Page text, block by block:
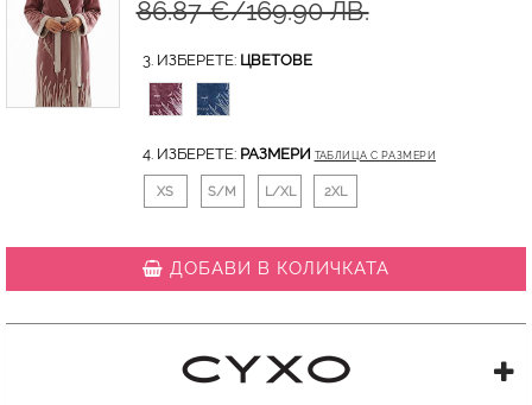
86.87 €/169.90 ЛВ.
3. ИЗБЕРЕТЕ: ЦВЕТОВЕ
4. ИЗБЕРЕТЕ: РАЗМЕРИ ТАБЛИЦА С РАЗМЕРИ
XS S/M L/XL 2XL
ДОБАВИ В КОЛИЧКАТА